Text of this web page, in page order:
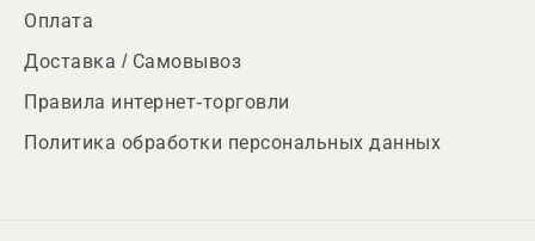
Оплата
Доставка / Самовывоз
Правила интернет-торговли
Политика обработки персональных данных